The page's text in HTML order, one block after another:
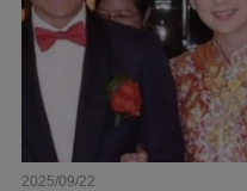
2025/09/22